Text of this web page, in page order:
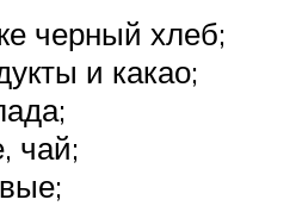
черный хлеб;
и какао;
чай;